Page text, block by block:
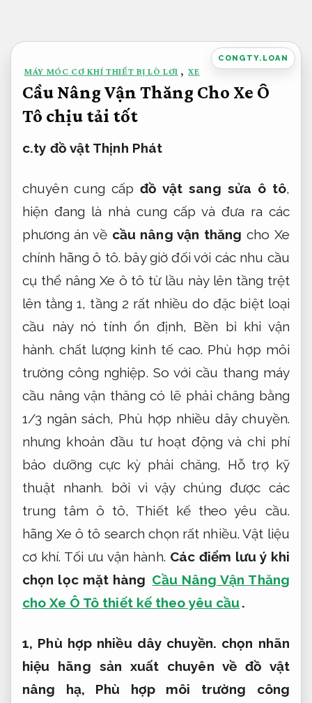
nội
dung
CONGTY.LOAN
MÁY MÓC CƠ KHÍ THIẾT BỊ LÒ LƠI , XE
Cầu Nâng Vận Thăng Cho Xe Ô
Tô chịu tải tốt
c.ty đồ vật Thịnh Phát
chuyên cung cấp đồ vật sang sửa ô tô,
hiện đang là nhà cung cấp và đưa ra các
phương án về cầu nâng vận thăng cho Xe
chính hãng ô tô. bây giờ đối với các nhu cầu
cụ thể nâng Xe ô tô từ lầu này lên tầng trệt
lên tằng 1, tầng 2 rất nhiều do đặc biệt loại
cầu này nó tính ổn định, Bền bỉ khi vận
hành. chất lượng kinh tế cao. Phù hợp môi
trường công nghiệp. So với cầu thang máy
cầu nâng vận thăng có lẽ phải chăng bằng
1/3 ngân sách, Phù hợp nhiều dây chuyền.
nhưng khoản đầu tư hoạt động và chi phí
bảo dưỡng cực kỳ phải chăng, Hỗ trợ kỹ
thuật nhanh. bởi vì vậy chúng được các
trung tâm ô tô, Thiết kế theo yêu cầu.
hãng Xe ô tô search chọn rất nhiều.Vật liệu
cơ khí. Tối ưu vận hành. Các điểm lưu ý khi
chọn lọc mặt hàng Cầu Nâng Vận Thăng
cho Xe Ô Tô thiết kế theo yêu cầu .
1, Phù hợp nhiều dây chuyền. chọn nhãn
hiệu hãng sản xuất chuyên về đồ vật
nâng hạ, Phù hợp môi trường công